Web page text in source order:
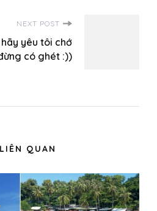
NEXT POST
yêu tôi chớ
có ghét :))
QUAN